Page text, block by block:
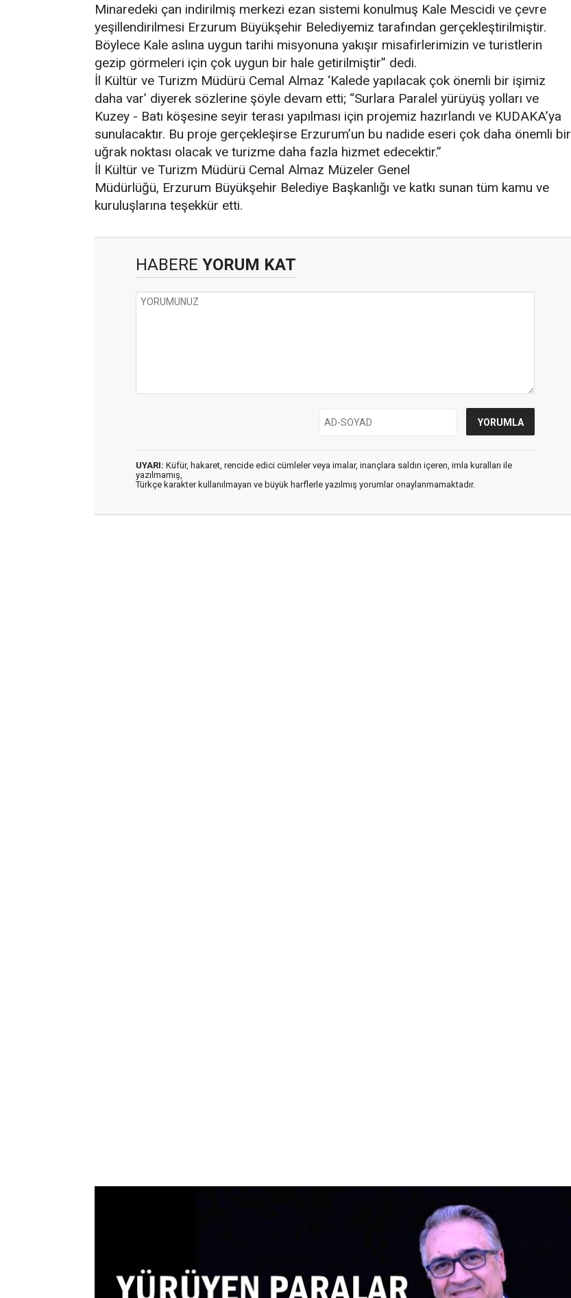
Minaredeki çan indirilmiş merkezi ezan sistemi konulmuş Kale Mescidi ve çevre
yeşillendirilmesi Erzurum Büyükşehir Belediyemiz tarafından gerçekleştirilmiştir.
Böylece Kale aslına uygun tarihi misyonuna yakışır misafirlerimizin ve turistlerin
gezip görmeleri için çok uygun bir hale getirilmiştir” dedi.
İl Kültür ve Turizm Müdürü Cemal Almaz ‘Kalede yapılacak çok önemli bir işimiz
daha var’ diyerek sözlerine şöyle devam etti; “Surlara Paralel yürüyüş yolları ve
Kuzey - Batı köşesine seyir terası yapılması için projemiz hazırlandı ve KUDAKA’ya
sunulacaktır. Bu proje gerçekleşirse Erzurum’un bu nadide eseri çok daha önemli bir
uğrak noktası olacak ve turizme daha fazla hizmet edecektir.”
İl Kültür ve Turizm Müdürü Cemal Almaz Müzeler Genel
Müdürlüğü, Erzurum Büyükşehir Belediye Başkanlığı ve katkı sunan tüm kamu ve
kuruluşlarına teşekkür etti.
HABERE YORUM KAT
UYARI: Küfür, hakaret, rencide edici cümleler veya imalar, inançlara saldırı içeren, imla kuralları ile
yazılmamış,
Türkçe karakter kullanılmayan ve büyük harflerle yazılmış yorumlar onaylanmamaktadır.